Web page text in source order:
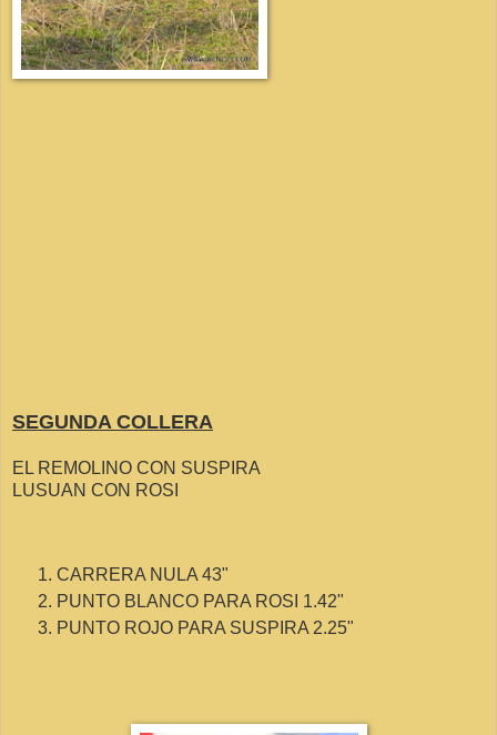
SEGUNDA COLLERA
EL REMOLINO CON SUSPIRA
LUSUAN CON ROSI
CARRERA NULA 43"
PUNTO BLANCO PARA ROSI 1.42"
PUNTO ROJO PARA SUSPIRA 2.25"